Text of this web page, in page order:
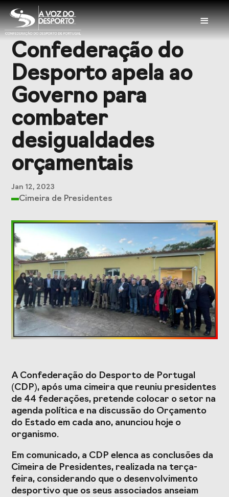
≡
Sobre a CDP
Visão e Missão
Órgãos Sociais
Representações
Nacionais
História
Documentação
Serviços
Federações
Desportivos
Formação
Estudos e Projetos
O Valor do
Desporto
Português, o seu
Estudo
caracterizador do
setor do Desporto
Projetos Europeus
Eventos
Cimeira de
Presidentes de
Federações
Desportivas
Gala do Desporto
de Portugal
Confederação do
Desporto apela ao
Governo para
combater
desigualdades
orçamentais
Jan 12, 2023
Cimeira de Presidentes
A Confederação do Desporto de Portugal
(CDP), após uma cimeira que reuniu presidentes
de 44 federações, pretende colocar o setor na
agenda política e na discussão do Orçamento
do Estado em cada ano, anunciou hoje o
organismo.
Em comunicado, a CDP elenca as conclusões da
Cimeira de Presidentes, realizada na terça-
feira, considerando que o desenvolvimento
desportivo que os seus associados anseiam